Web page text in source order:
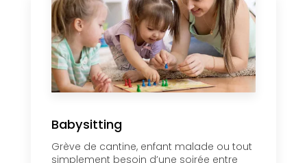
Babysitting
Grève de cantine, enfant malade ou tout
simplement besoin d’une soirée entre